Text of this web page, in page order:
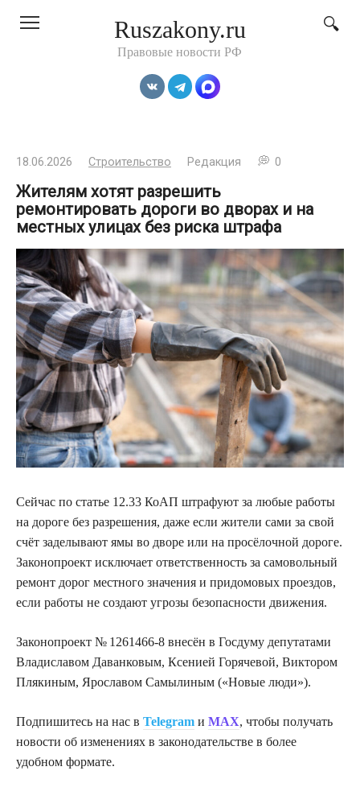
Ruszakony.ru
Правовые новости РФ
18.06.2026 Строительство Редакция 0
Жителям хотят разрешить
ремонтировать дороги во дворах и на
местных улицах без риска штрафа
Сейчас по статье 12.33 КоАП штрафуют за любые работы
на дороге без разрешения, даже если жители сами за свой
счёт заделывают ямы во дворе или на просёлочной дороге.
Законопроект исключает ответственность за самовольный
ремонт дорог местного значения и придомовых проездов,
если работы не создают угрозы безопасности движения.
Законопроект № 1261466-8 внесён в Госдуму депутатами
Владиславом Даванковым, Ксенией Горячевой, Виктором
Плякиным, Ярославом Самылиным («Новые люди»).
Подпишитесь на нас в Telegram и MAX, чтобы получать
новости об изменениях в законодательстве в более
удобном формате.